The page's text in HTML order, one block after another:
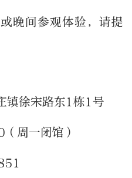
晚间参观体验，请提
镇徐宋路东1栋1号
周一闭馆）